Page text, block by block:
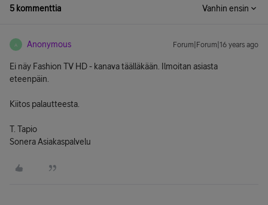
5 kommenttia Vanhin ensin
A Anonymous Forum|Forum|16 years ago
Ei näy Fashion TV HD - kanava täälläkään. Ilmoitan asiasta
eteenpäin.
Kiitos palautteesta.
T. Tapio
Sonera Asiakaspalvelu